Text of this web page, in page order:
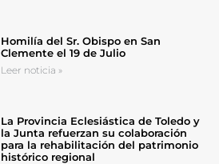
Homilía del Sr. Obispo en San
Clemente el 19 de Julio
Leer noticia »
La Provincia Eclesiástica de Toledo y
la Junta refuerzan su colaboración
para la rehabilitación del patrimonio
histórico regional